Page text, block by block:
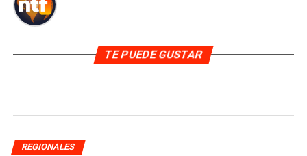
TE PUEDE GUSTAR
REGIONALES